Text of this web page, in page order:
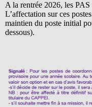
A la rentrée 2026, les
L’affectation sur ces
maintien du poste initial
dessous).